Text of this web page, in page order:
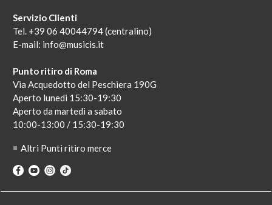
Servizio Clienti
Tel. +39 06 40044794 (centralino)
E-mail: info@musicis.it
Punto ritiro di Roma
Via Acquedotto del Peschiera 190G
Aperto lunedi 15:30-19:30
Aperto da martedi a sabato
10:00-13:00 / 15:30-19:30
Altri Punti ritiro merce